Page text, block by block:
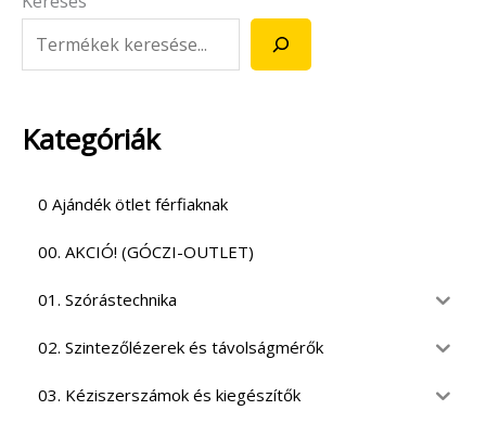
Kategóriák
0 Ajándék ötlet férfiaknak
00. AKCIÓ! (GÓCZI-OUTLET)
01. Szórástechnika
02. Szintezőlézerek és távolságmérők
03. Kéziszerszámok és kiegészítők